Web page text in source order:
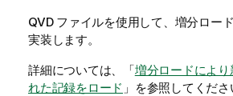
QVDファイルを使用して、増分ロー
実装します。
詳細については、「増分ロードによ
れた記録をロード 」を参照してくださ